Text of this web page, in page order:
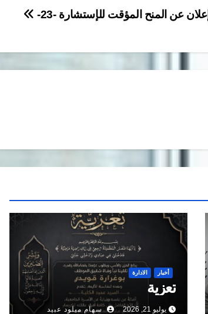
إعلان عن المنح المؤقت للإستشارة -23-
أخبار الادارة
تعزية
يوليو 21, 2026 سهام ميلود عبيد